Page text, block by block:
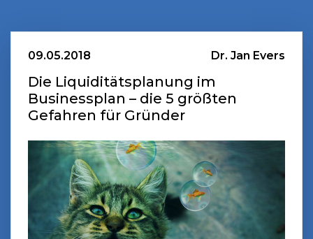
09.05.2018 Dr. Jan Evers
Die Liquiditätsplanung im
Businessplan – die 5 größten
Gefahren für Gründer